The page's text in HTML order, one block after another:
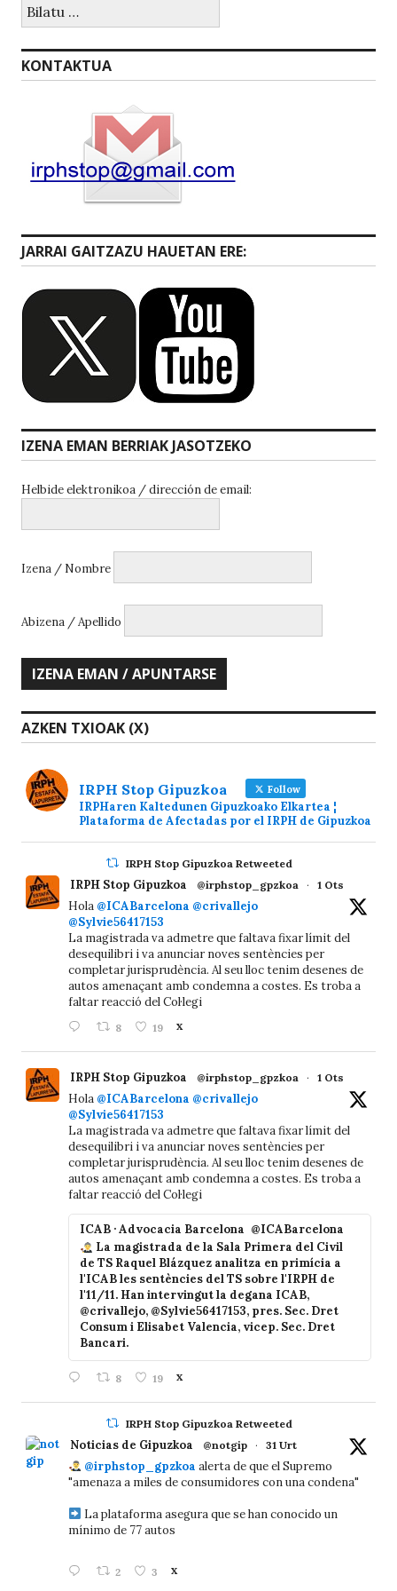
KONTAKTUA
JARRAI GAITZAZU HAUETAN ERE:
IZENA EMAN BERRIAK JASOTZEKO
Helbide elektronikoa / dirección de email:
Izena / Nombre
Abizena / Apellido
AZKEN TXIOAK (X)
IRPH Stop Gipuzkoa Follow
IRPHaren Kaltedunen Gipuzkoako Elkartea ¦
Plataforma de Afectadas por el IRPH de Gipuzkoa
IRPH Stop Gipuzkoa Retweeted
IRPH Stop Gipuzkoa @irphstop_gpzkoa · 1 Ots
Hola @ICABarcelona @crivallejo
@Sylvie56417153
La magistrada va admetre que faltava fixar límit del
desequilibri i va anunciar noves sentències per
completar jurisprudència. Al seu lloc tenim desenes de
autos amenaçant amb condemna a costes. Es troba a
faltar reacció del Col·legi
8 19 X
IRPH Stop Gipuzkoa @irphstop_gpzkoa · 1 Ots
Hola @ICABarcelona @crivallejo
@Sylvie56417153
La magistrada va admetre que faltava fixar límit del
desequilibri i va anunciar noves sentències per
completar jurisprudència. Al seu lloc tenim desenes de
autos amenaçant amb condemna a costes. Es troba a
faltar reacció del Col·legi
ICAB · Advocacia Barcelona @ICABarcelona
La magistrada de la Sala Primera del Civil
de TS Raquel Blázquez analitza en primícia a
l'ICAB les sentències del TS sobre l'IRPH de
l'11/11. Han intervingut la degana ICAB,
@crivallejo, @Sylvie56417153, pres. Sec. Dret
Consum i Elisabet Valencia, vicep. Sec. Dret
Bancari.
8 19 X
IRPH Stop Gipuzkoa Retweeted
Noticias de Gipuzkoa @notgip · 31 Urt
@irphstop_gpzkoa alerta de que el Supremo
"amenaza a miles de consumidores con una condena"
La plataforma asegura que se han conocido un
mínimo de 77 autos
2 3 X